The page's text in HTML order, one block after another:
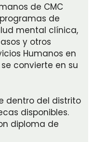
de CMC
de
mental clínica,
y otros
Humanos en
convierte en su
dentro del distrito
disponibles.
diploma de